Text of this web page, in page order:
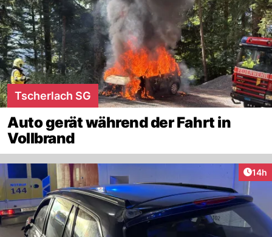
Tscherlach SG
Auto gerät während der Fahrt in
Vollbrand
14h